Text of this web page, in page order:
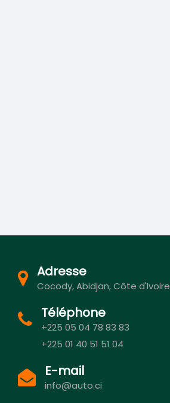
Adresse
Cocody, Abidjan, Côte d'Ivoire
Téléphone
+225 05 04 78 83 83
+225 01 40 51 51 04
E-mail
info@auto.ci